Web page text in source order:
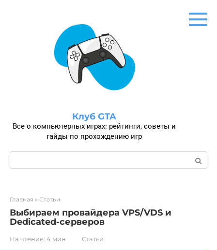
Клуб GTA
Все о компьютерных играх: рейтинги, советы и
гайды по прохождению игр
Поиск:
Главная » Статьи
Выбираем провайдера VPS/VDS и
Dedicated-серверов
На чтение: 4 мин Статьи